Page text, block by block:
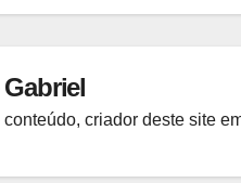
conteúdo, criador deste site